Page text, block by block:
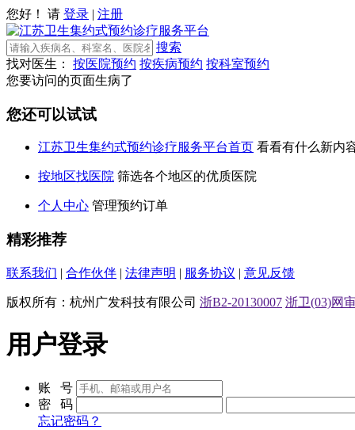
您好！ 请 登录 | 注册
搜索
找对医生：
按医院预约 按疾病预约 按科室预约
您要访问的页面生病了
您还可以试试
江苏卫生集约式预约诊疗服务平台首页 看看有什么新内
按地区找医院 筛选各个地区的优质医院
个人中心 管理预约订单
精彩推荐
联系我们 | 合作伙伴 | 法律声明 | 服务协议 | 意见反馈
版权所有：杭州广发科技有限公司 浙B2-20130007 浙卫(03)网
用户登录
账 号
密 码
忘记密码？